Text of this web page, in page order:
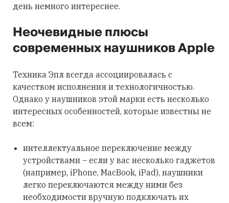
день немного интереснее.
Неочевидные плюсы
современных наушников Apple
Техника Эпл всегда ассоциировалась с
качеством исполнения и технологичностью.
Однако у наушников этой марки есть несколько
интересных особенностей, которые известны не
всем:
интеллектуальное переключение между
устройствами – если у вас несколько гаджетов
(например, iPhone, MacBook, iPad), наушники
легко переключаются между ними без
необходимости вручную подключать их